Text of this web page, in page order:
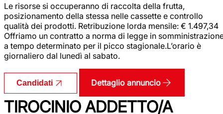
Le risorse si occuperanno di raccolta della frutta,
posizionamento della stessa nelle cassette e controllo
qualità dei prodotti. Retribuzione lorda mensile: € 1.497,34
Offriamo un contratto a norma di legge in
a tempo determinato per il picco stagionale.L’orario è
giornaliero dal lunedì al sabato.
Candidati Dettaglio annuncio
TIROCINIO ADDETTO/A